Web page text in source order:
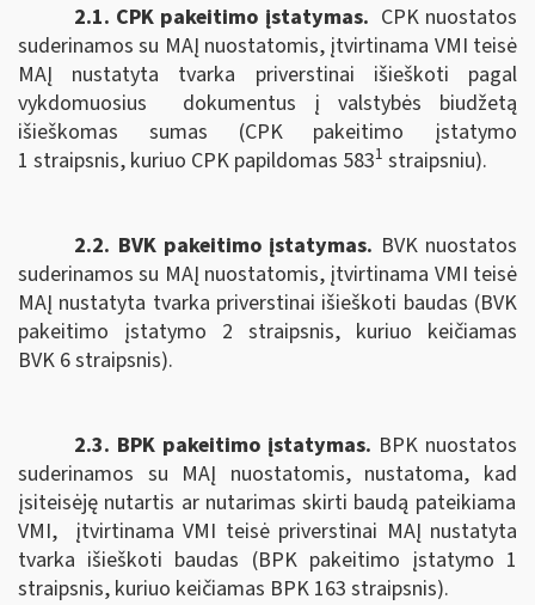
2.1. CPK pakeitimo įstatymas. CPK nuostatos
suderinamos su MAĮ nuostatomis, įtvirtinama VMI teisė
MAĮ nustatyta tvarka priverstinai išieškoti pagal
vykdomuosius dokumentus į valstybės biudžetą
išieškomas sumas (CPK pakeitimo įstatymo
1 straipsnis, kuriuo CPK papildomas 5831 straipsniu).
2.2. BVK pakeitimo įstatymas. BVK nuostatos
suderinamos su MAĮ nuostatomis, įtvirtinama VMI teisė
MAĮ nustatyta tvarka priverstinai išieškoti baudas (BVK
pakeitimo įstatymo 2 straipsnis, kuriuo keičiamas
BVK 6 straipsnis).
2.3. BPK pakeitimo įstatymas. BPK nuostatos
suderinamos su MAĮ nuostatomis, nustatoma, kad
įsiteisėję nutartis ar nutarimas skirti baudą pateikiama
VMI,
įtvirtinama VMI teisė priverstinai MAĮ nustatyta
tvarka išieškoti baudas (BPK pakeitimo įstatymo 1
straipsnis, kuriuo keičiamas BPK 163 straipsnis).